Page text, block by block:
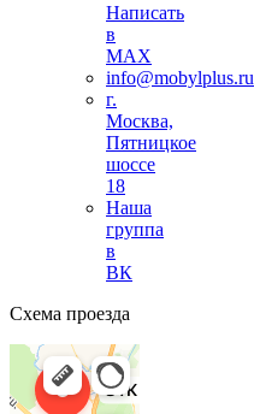
Написать
в
MAX
info@mobylplus.ru
г.
Москва,
Пятницкое
шоссе
18
Наша
группа
в
ВК
Схема проезда